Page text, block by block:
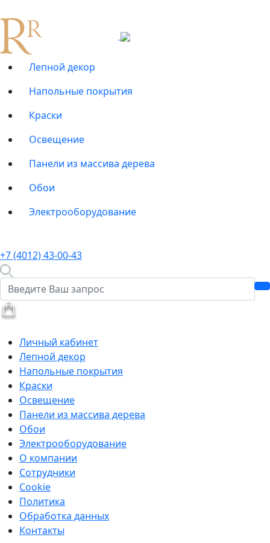
Лепной декор
Напольные покрытия
Краски
Освещение
Панели из массива дерева
Обои
Электрооборудование
+7 (4012) 43-00-43
Личный кабинет
Лепной декор
Напольные покрытия
Краски
Освещение
Панели из массива дерева
Обои
Электрооборудование
О компании
Сотрудники
Cookie
Политика
Обработка данных
Контакты